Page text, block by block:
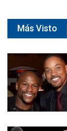
Más Visto